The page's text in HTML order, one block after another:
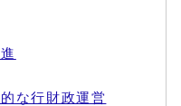
な行財政運営